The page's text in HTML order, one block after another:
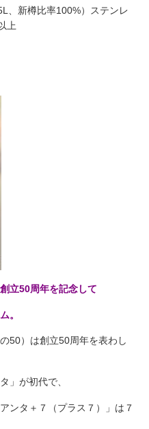
新樽比率100%）ステンレ
上
立50周年を記念して
。
50）は創立50周年を表わし
」が初代で、
ンタ＋７（プラス７）」は７